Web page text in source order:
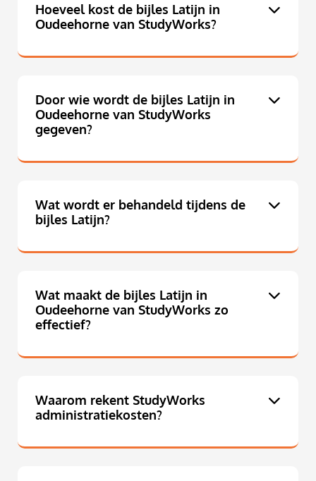
Hoeveel kost de bijles Latijn in
Oudeehorne van StudyWorks?
Door wie wordt de bijles Latijn in
Oudeehorne van StudyWorks
gegeven?
Wat wordt er behandeld tijdens de
bijles Latijn?
Wat maakt de bijles Latijn in
Oudeehorne van StudyWorks zo
effectief?
Waarom rekent StudyWorks
administratiekosten?